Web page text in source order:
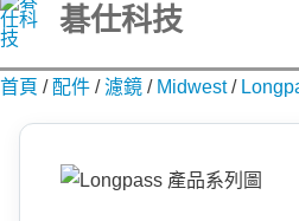
碁仕科技
首頁 / 配件 /濾鏡 / Midwest/